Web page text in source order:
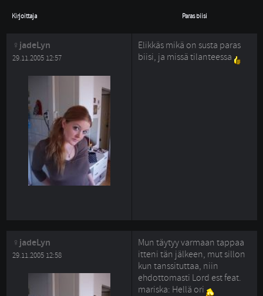
Kirjoittaja Paras biisi
jadeLyn
29.11.2005 12:57
Elikkäs mikä on susta paras
biisi, ja missä tilanteessa
jadeLyn
29.11.2005 12:58
Mun täytyy varmaan tappaa
itteni tän jälkeen, mut sillon
kun tanssituttaa, niin
ehdottomasti Lord est feat.
mariska: Hellä ori